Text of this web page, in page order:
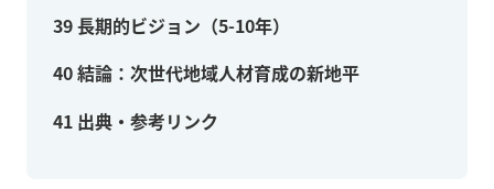
39長期的ビジョン（5-10年）
40結論：次世代地域人材育成の新地平
41 出典・参考リンク